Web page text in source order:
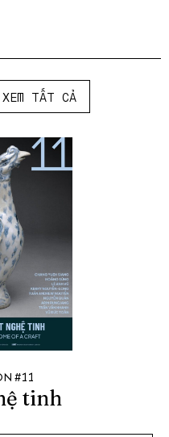
XEM TẤT CẢ
#11
tinh